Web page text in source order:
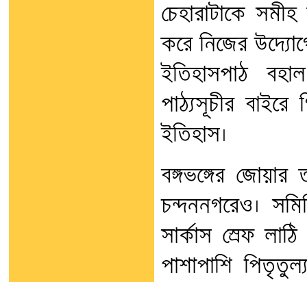
চেহারাটাকে
করে নিজের
ইতিহাসপাঠ
পাঠ্যসূচীর বাইরে
ইতিহাস।
বঙ্গভঙ্গের
চন্দননগরেও।
সার্কাস স্রেফ
পাশাপাশি